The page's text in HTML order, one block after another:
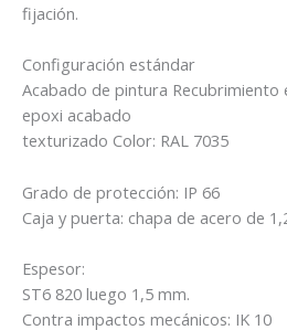
fijación.
Configuración estándar
Acabado de pintura
epoxi acabado
texturizado Color: RAL 7035
Grado de protección: IP 66
Caja y puerta: chapa de acero de
Espesor:
ST6 820 luego 1,5 mm.
Contra impactos mecánicos: IK 10